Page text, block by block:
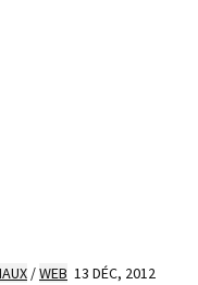
/WEB 13 DÉC, 2012